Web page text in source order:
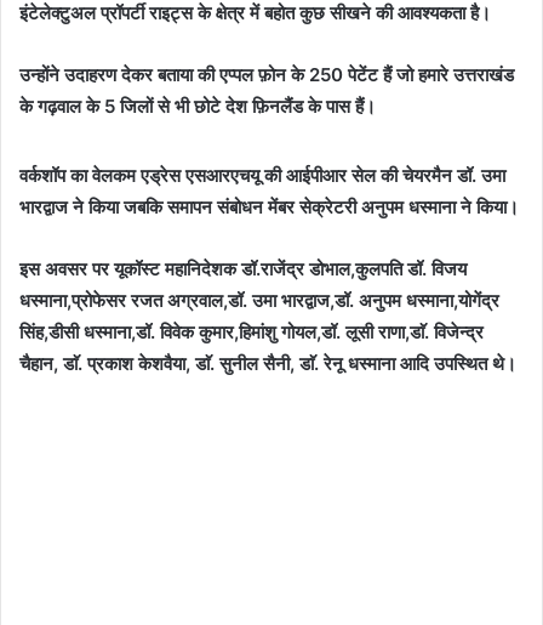
इंटेलेक्टुअल प्रॉपर्टी राइट्स के क्षेत्र में बहोत कुछ सीखने की आवश्यकता है।
उन्होंने उदाहरण देकर बताया की एप्पल फ़ोन के 250 पेटेंट हैं जो हमारे उत्तराखंड
के गढ़वाल के 5 जिलों से भी छोटे देश फ़िनलैंड के पास हैं।
वर्कशॉप का वेलकम एड्रेस एसआरएचयू की आईपीआर सेल की चेयरमैन डॉ. उमा
भारद्वाज ने किया जबकि समापन संबोधन मेंबर सेक्रेटरी अनुपम धस्माना ने किया।
इस अवसर पर यूकॉस्ट महानिदेशक डॉ.राजेंद्र डोभाल,कुलपति डॉ. विजय
धस्माना,प्रोफेसर रजत अग्रवाल,डॉ. उमा भारद्वाज,डॉ. अनुपम धस्माना,योगेंद्र
सिंह,डीसी धस्माना,डॉ. विवेक कुमार,हिमांशु गोयल,डॉ. लूसी राणा,डाॅ. विजेन्द्र
चैहान, डाॅ. प्रकाश केशवैया, डाॅ. सुनील सैनी, डाॅ. रेनू धस्माना आदि उपस्थित थे।